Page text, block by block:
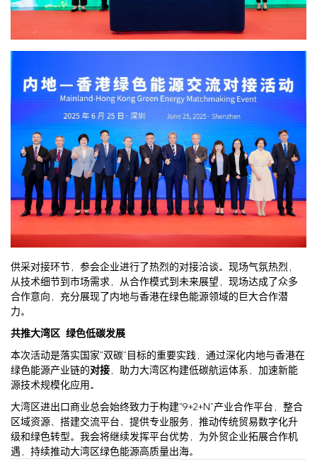
供采对接环节，参会企业进行了热烈的对接洽谈。现场气氛热烈，
从技术细节到市场需求，从合作模式到未来展望，现场达成了众多
合作意向，充分展现了内地与香港在绿色能源领域的巨大合作潜
力。
共推大湾区 绿色低碳发展
本次活动是落实国家“双碳”目标的重要实践，通过深化内地与香港在
绿色能源产业链的对接，助力大湾区构建低碳航运体系，加速新能
源技术规模化应用。
大湾区进出口商业总会始终致力于构建“9+2+N”产业合作平台，整合
区域资源、搭建交流平台、提供专业服务，推动传统贸易数字化升
级和绿色转型。我会将继续发挥平台优势，为外贸企业拓展合作机
遇，持续推动大湾区绿色能源高质量出海。